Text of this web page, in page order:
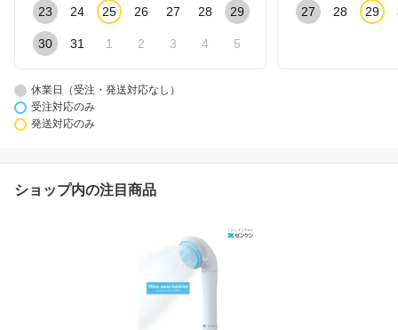
23 24 25 26 27 28 29
30 31 1 2 3 4 5
27 28 29
休業日（受注・発送対応なし）
受注対応のみ
発送対応のみ
ショップ内の注目商品